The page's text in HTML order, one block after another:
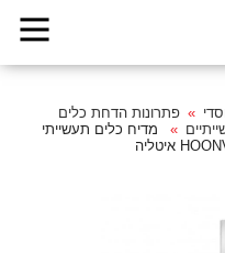
פתרונות הדחת כלים
מדיח כלים תעשייתי